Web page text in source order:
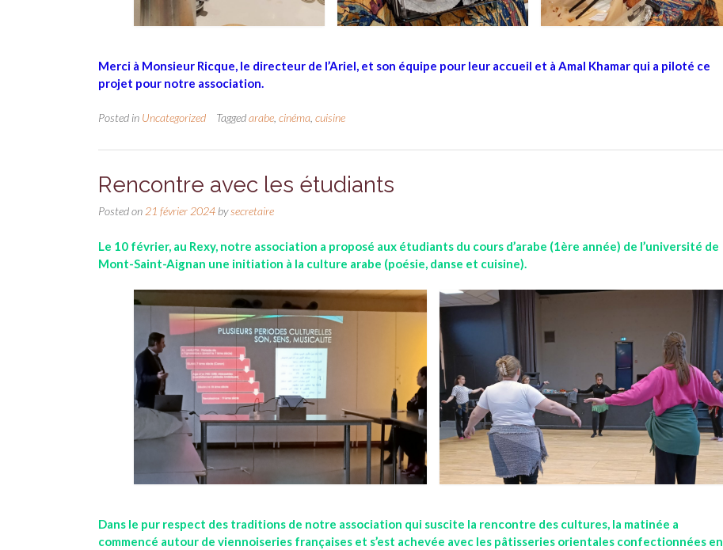
Merci à Monsieur Ricque, le directeur de l’Ariel, et son équipe pour leur accueil et à Amal Khamar qui a piloté ce
projet pour notre association.
Posted in Uncategorized Taggedarabe, cinéma, cuisine
Rencontre avec les étudiants
Posted on21 février 2024bysecretaire
Le 10 février, au Rexy, notre association a proposé aux étudiants du cours d’arabe (1ère année) de l’université de
Mont-Saint-Aignan une initiation à la culture arabe (poésie, danse et cuisine).
Dans le pur respect des traditions de notre association qui suscite la rencontre des cultures, la matinée a
commencé autour de viennoiseries françaises et s’est achevée avec les pâtisseries orientales confectionnées en